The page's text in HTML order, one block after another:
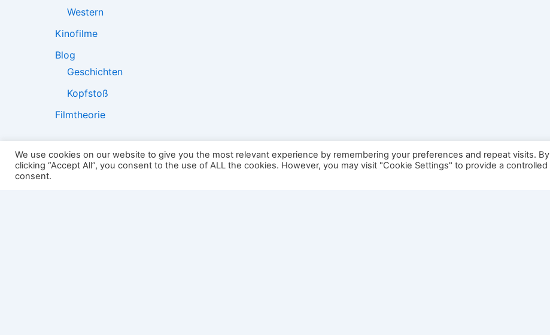
Western
Kinofilme
Blog
Geschichten
Kopfstoß
Filmtheorie
2501:
We use cookies on our website to give you the most relevant experience by remembering your preferences and repeat visits. By
clicking “Accept All”, you consent to the use of ALL the cookies. However, you may visit "Cookie Settings" to provide a controlled
consent.